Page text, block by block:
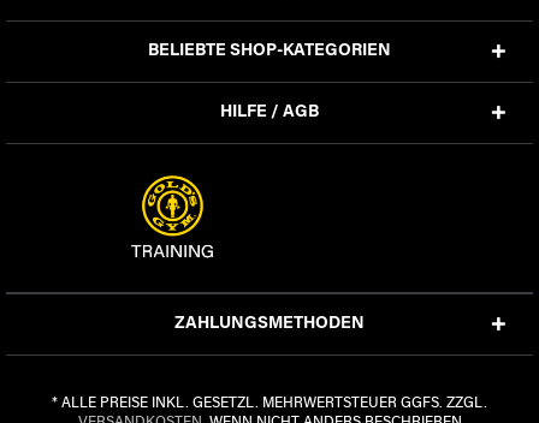
BELIEBTE SHOP-KATEGORIEN
HILFE / AGB
ZAHLUNGSMETHODEN
* ALLE PREISE INKL. GESETZL. MEHRWERTSTEUER GGFS. ZZGL.